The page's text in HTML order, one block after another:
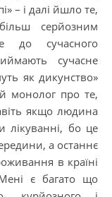
– і далі йшло те,
серйозним
до сучасного
сучасне
як дикунство»
монолог про те,
якщо людина
лікуванні, бо це
а останнє
в країні
є багато що